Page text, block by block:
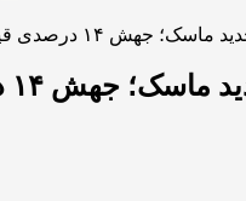
جهش ۱۴ درصدی قیمت دوج کوین